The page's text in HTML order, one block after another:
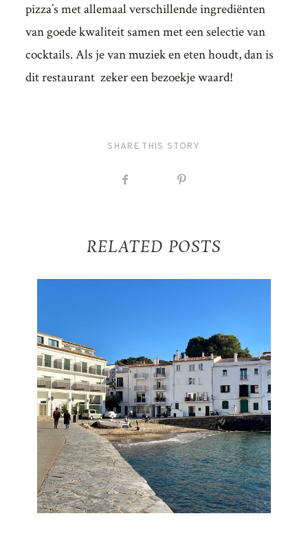
pizza’s met allemaal verschillende ingrediënten
van goede kwaliteit samen met een selectie van
cocktails. Als je van muziek en eten houdt, dan is
dit restaurant zeker een bezoekje waard!
SHARE THIS STORY
RELATED POSTS